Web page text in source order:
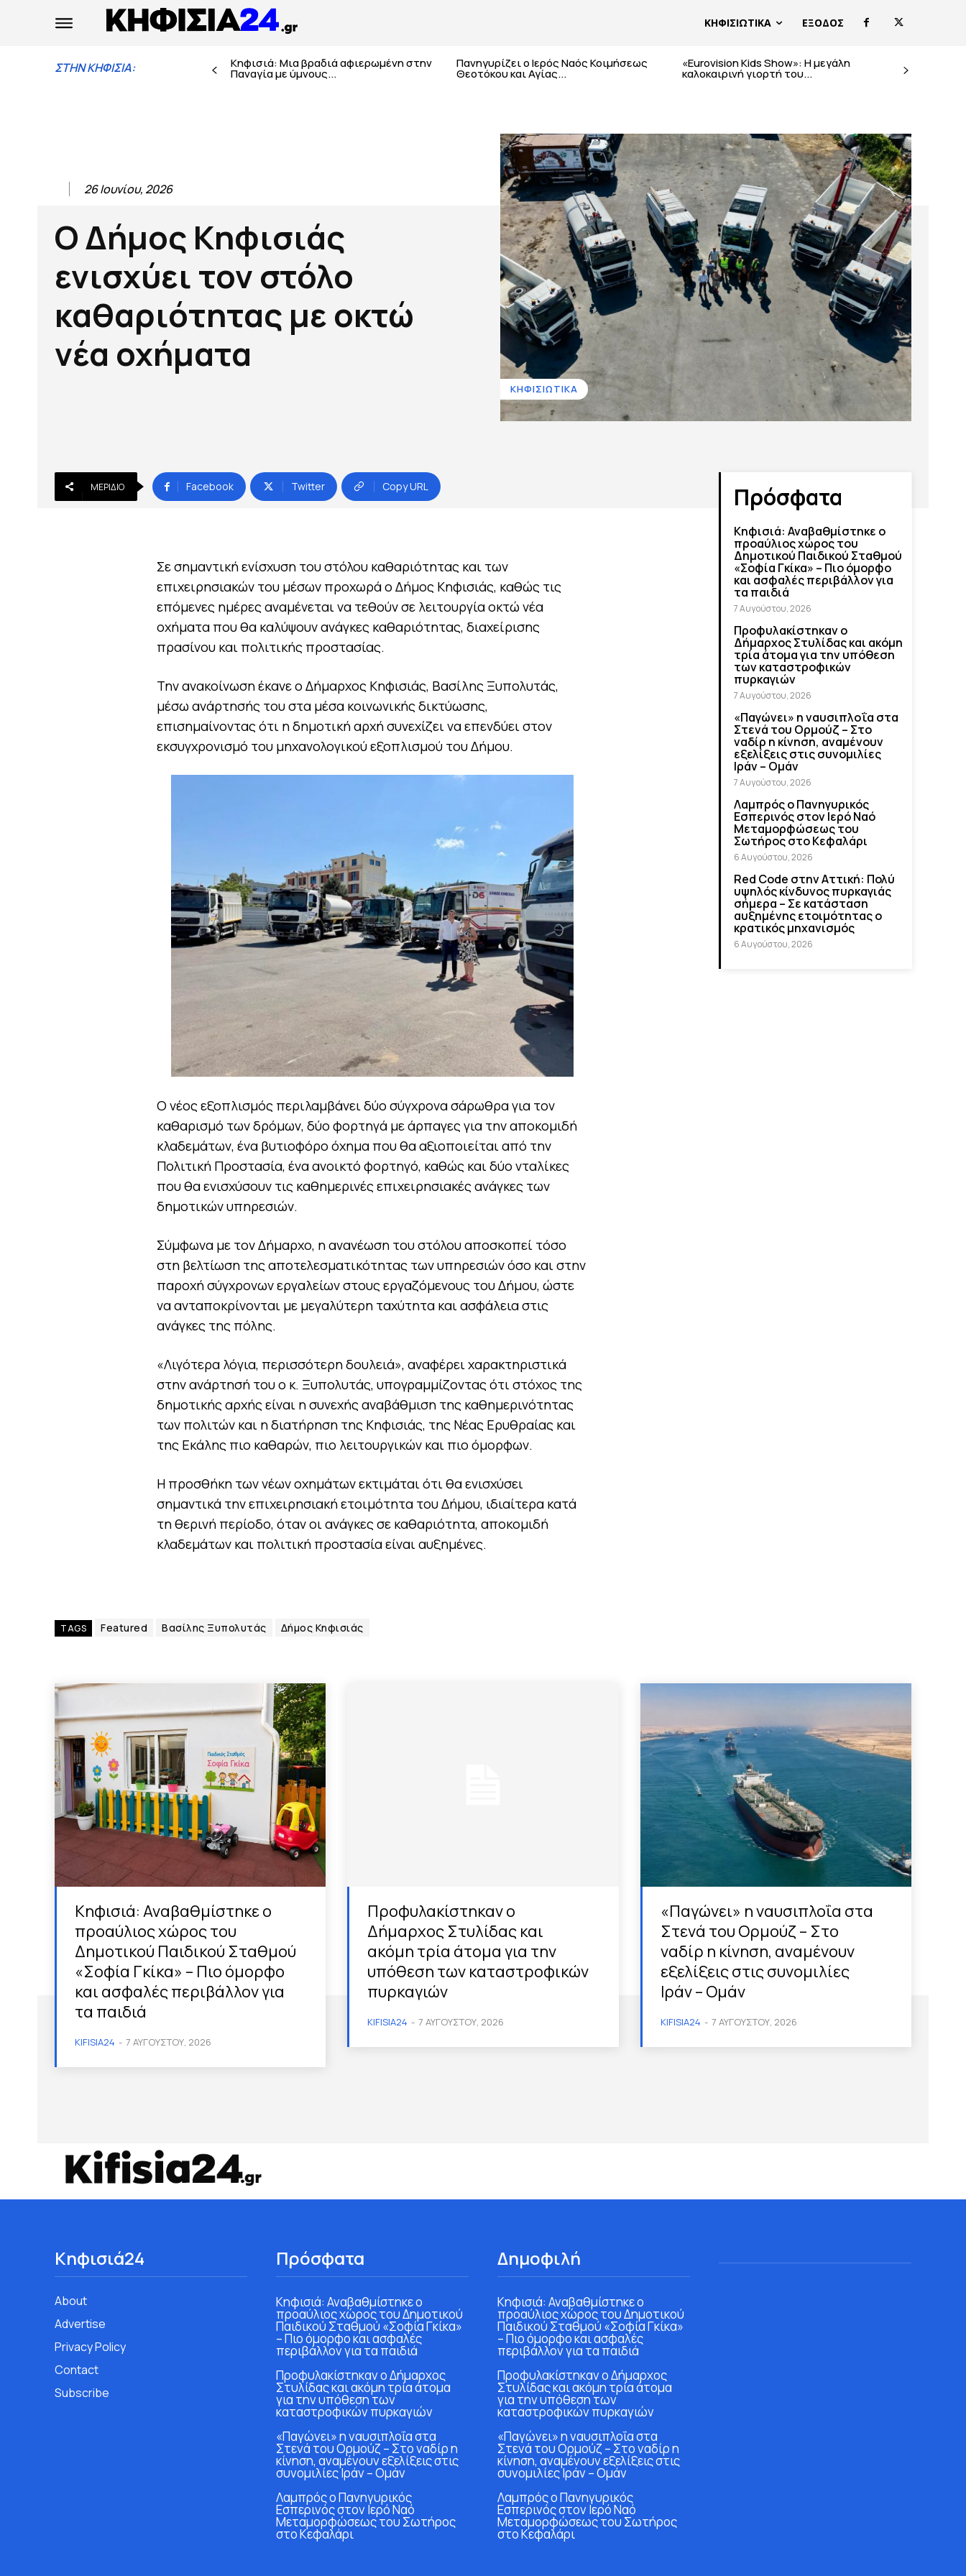
ΚΗΦΙΣΙΩΤΙΚΑ ΕΞΟΔΟΣ
ΣΤΗΝ ΚΗΦΙΣΙΑ: Κηφισιά: Μια βραδιά αφιερωμένη στην
Παναγία με ύμνους...
Πανηγυρίζει ο Ιερός Ναός Κοιμήσεως
Θεοτόκου και Αγίας...
«Eurovision Kids Show»: Η μεγάλη
καλοκαιρινή γιορτή του...
26 Ιουνίου, 2026
Ο Δήμος Κηφισιάς
ενισχύει τον στόλο
καθαριότητας με οκτώ
νέα οχήματα
ΚΗΦΙΣΙΩΤΙΚΑ
ΜΕΡΊΔΙΟ Facebook Twitter Copy URL
Σε σημαντική ενίσχυση του στόλου καθαριότητας και των
επιχειρησιακών του μέσων προχωρά ο Δήμος Κηφισιάς, καθώς τις
επόμενες ημέρες αναμένεται να τεθούν σε λειτουργία οκτώ νέα
οχήματα που θα καλύψουν ανάγκες καθαριότητας, διαχείρισης
πρασίνου και πολιτικής προστασίας.
Την ανακοίνωση έκανε ο Δήμαρχος Κηφισιάς, Βασίλης Ξυπολυτάς,
μέσω ανάρτησής του στα μέσα κοινωνικής δικτύωσης,
επισημαίνοντας ότι η δημοτική αρχή συνεχίζει να επενδύει στον
εκσυγχρονισμό του μηχανολογικού εξοπλισμού του Δήμου.
Ο νέος εξοπλισμός περιλαμβάνει δύο σύγχρονα σάρωθρα για τον
καθαρισμό των δρόμων, δύο φορτηγά με άρπαγες για την αποκομιδή
κλαδεμάτων, ένα βυτιοφόρο όχημα που θα αξιοποιείται από την
Πολιτική Προστασία, ένα ανοικτό φορτηγό, καθώς και δύο νταλίκες
που θα ενισχύσουν τις καθημερινές επιχειρησιακές ανάγκες των
δημοτικών υπηρεσιών.
Σύμφωνα με τον Δήμαρχο, η ανανέωση του στόλου αποσκοπεί τόσο
στη βελτίωση της αποτελεσματικότητας των υπηρεσιών όσο και στην
παροχή σύγχρονων εργαλείων στους εργαζόμενους του Δήμου, ώστε
να ανταποκρίνονται με μεγαλύτερη ταχύτητα και ασφάλεια στις
ανάγκες της πόλης.
«Λιγότερα λόγια, περισσότερη δουλειά», αναφέρει χαρακτηριστικά
στην ανάρτησή του ο κ. Ξυπολυτάς, υπογραμμίζοντας ότι στόχος της
δημοτικής αρχής είναι η συνεχής αναβάθμιση της καθημερινότητας
των πολιτών και η διατήρηση της Κηφισιάς, της Νέας Ερυθραίας και
της Εκάλης πιο καθαρών, πιο λειτουργικών και πιο όμορφων.
Η προσθήκη των νέων οχημάτων εκτιμάται ότι θα ενισχύσει
σημαντικά την επιχειρησιακή ετοιμότητα του Δήμου, ιδιαίτερα κατά
τη θερινή περίοδο, όταν οι ανάγκες σε καθαριότητα, αποκομιδή
κλαδεμάτων και πολιτική προστασία είναι αυξημένες.
TAGS Featured Βασίλης Ξυπολυτάς Δήμος Κηφισιάς
Πρόσφατα
Κηφισιά: Αναβαθμίστηκε ο
προαύλιος χώρος του
Δημοτικού Παιδικού Σταθμού
«Σοφία Γκίκα» – Πιο όμορφο
και ασφαλές περιβάλλον για
τα παιδιά
7 Αυγούστου, 2026
Προφυλακίστηκαν ο
Δήμαρχος Στυλίδας και ακόμη
τρία άτομα για την υπόθεση
των καταστροφικών
πυρκαγιών
7 Αυγούστου, 2026
«Παγώνει» η ναυσιπλοΐα στα
Στενά του Ορμούζ – Στο
ναδίρ η κίνηση, αναμένουν
εξελίξεις στις συνομιλίες
Ιράν – Ομάν
7 Αυγούστου, 2026
Λαμπρός ο Πανηγυρικός
Εσπερινός στον Ιερό Ναό
Μεταμορφώσεως του
Σωτήρος στο Κεφαλάρι
6 Αυγούστου, 2026
Red Code στην Αττική: Πολύ
υψηλός κίνδυνος πυρκαγιάς
σήμερα – Σε κατάσταση
αυξημένης ετοιμότητας ο
κρατικός μηχανισμός
6 Αυγούστου, 2026
Κηφισιά: Αναβαθμίστηκε ο
προαύλιος χώρος του
Δημοτικού Παιδικού Σταθμού
«Σοφία Γκίκα» – Πιο όμορφο
και ασφαλές περιβάλλον για
τα παιδιά
KIFISIA24 - 7 ΑΥΓΟΎΣΤΟΥ, 2026
Προφυλακίστηκαν ο
Δήμαρχος Στυλίδας και
ακόμη τρία άτομα για την
υπόθεση των καταστροφικών
πυρκαγιών
KIFISIA24 - 7 ΑΥΓΟΎΣΤΟΥ, 2026
«Παγώνει» η ναυσιπλοΐα στα
Στενά του Ορμούζ – Στο
ναδίρ η κίνηση, αναμένουν
εξελίξεις στις συνομιλίες
Ιράν – Ομάν
KIFISIA24 - 7 ΑΥΓΟΎΣΤΟΥ, 2026
Κηφισιά24
About
Advertise
Privacy Policy
Contact
Subscribe
Πρόσφατα
Κηφισιά: Αναβαθμίστηκε ο
προαύλιος χώρος του Δημοτικού
Παιδικού Σταθμού «Σοφία Γκίκα»
– Πιο όμορφο και ασφαλές
περιβάλλον για τα παιδιά
Προφυλακίστηκαν ο Δήμαρχος
Στυλίδας και ακόμη τρία άτομα
για την υπόθεση των
καταστροφικών πυρκαγιών
«Παγώνει» η ναυσιπλοΐα στα
Στενά του Ορμούζ – Στο ναδίρ η
κίνηση, αναμένουν εξελίξεις στις
συνομιλίες Ιράν – Ομάν
Λαμπρός ο Πανηγυρικός
Εσπερινός στον Ιερό Ναό
Μεταμορφώσεως του Σωτήρος
στο Κεφαλάρι
Δημοφιλή
Κηφισιά: Αναβαθμίστηκε ο
προαύλιος χώρος του Δημοτικού
Παιδικού Σταθμού «Σοφία Γκίκα»
– Πιο όμορφο και ασφαλές
περιβάλλον για τα παιδιά
Προφυλακίστηκαν ο Δήμαρχος
Στυλίδας και ακόμη τρία άτομα
για την υπόθεση των
καταστροφικών πυρκαγιών
«Παγώνει» η ναυσιπλοΐα στα
Στενά του Ορμούζ – Στο ναδίρ η
κίνηση, αναμένουν εξελίξεις στις
συνομιλίες Ιράν – Ομάν
Λαμπρός ο Πανηγυρικός
Εσπερινός στον Ιερό Ναό
Μεταμορφώσεως του Σωτήρος
στο Κεφαλάρι